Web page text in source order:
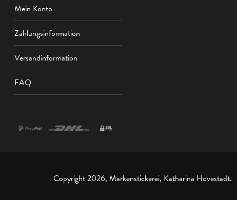
Mein Konto
Zahlungsinformation
Versandinformation
FAQ
Copyright 2026, Markenstickerei, Katharina Hovestadt.